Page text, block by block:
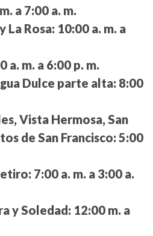
a 7:00 a. m.
La Rosa: 10:00 a. m. a
a. m. a 6:00 p. m.
Dulce parte alta: 8:00
Vista Hermosa, San
de San Francisco: 5:00
7:00 a. m. a 3:00 a.
y Soledad: 12:00 m. a